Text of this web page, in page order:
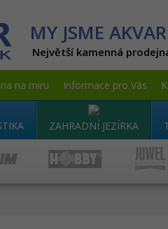
MY JSME
Největší kamenná
na míru Informace pro Vás
ZAHRADNÍ JEZÍRKA